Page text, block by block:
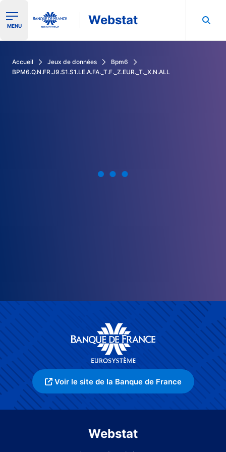
Ouvrir le menu de navigation
MENU Webstat
Accueil Jeux de données
Bpm6
BPM6.Q.N.FR.J9.S1.S1.LE.A.FA._T.F._Z.EUR._T._X.N.ALL
Voir le site de la Banque de France
Webstat